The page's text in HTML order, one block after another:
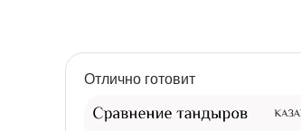
Отлично готовит